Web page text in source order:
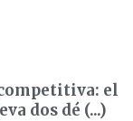
el
dos dé (...)